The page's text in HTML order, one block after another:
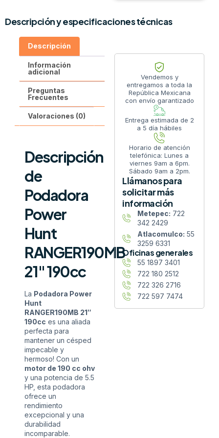
Descripción y especificaciones técnicas
Descripción
Información
adicional
Preguntas
Frecuentes
Valoraciones (0)
Descripción
de
Podadora
Power
Hunt
RANGER190MB
21″ 190cc
La Podadora Power
Hunt
RANGER190MB 21″
190cc es una aliada
perfecta para
mantener un césped
impecable y
hermoso! Con un
motor de 190 cc ohv
y una potencia de 5.5
HP, esta podadora
ofrece un
rendimiento
excepcional y una
durabilidad
incomparable.
Vendemos y
entregamos a toda la
República Mexicana
con envío garantizado
Entrega estimada de 2
a 5 día hábiles
Horario de atención
telefónica: Lunes a
viernes 9am a 6pm.
Sábado 9am a 2pm.
Llámanos para
solicitar más
información
Metepec: 722
342 2429
Atlacomulco: 55
3259 6331
Oficinas generales
55 1897 3401
722 180 2512
722 326 2716
722 597 7474